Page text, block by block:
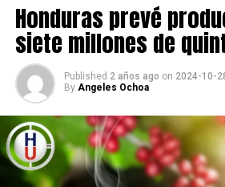
Honduras prevé
siete millones de
Published 2 años ago on 2024-10-
By Angeles Ochoa